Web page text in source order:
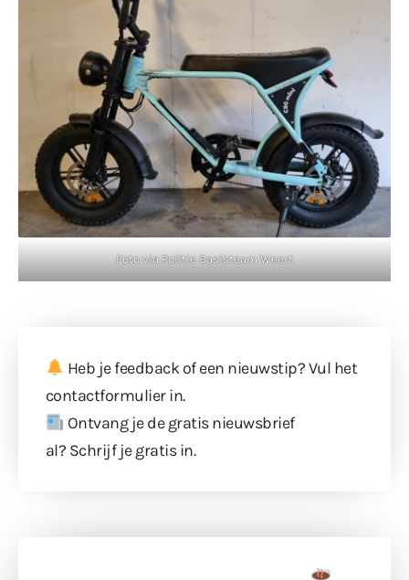
Foto via Politie Basisteam Weert
Heb je feedback of een nieuwstip? Vul het
contactformulierin.
Ontvang je de gratis nieuwsbrief
al? Schrijf je gratis in.